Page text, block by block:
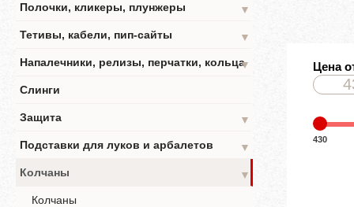
Полочки, кликеры, плунжеры
▼
Тетивы, кабели, пип-сайты
▼
Напалечники, релизы, перчатки, кольца▼
Слинги
Защита
▼
Подставки для луков и арбалетов
▼
Колчаны
▼
Колчаны
Цена
430